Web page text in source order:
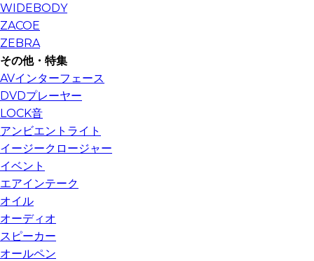
WIDEBODY
ZACOE
ZEBRA
その他・特集
AVインターフェース
DVDプレーヤー
LOCK音
アンビエントライト
イージークロージャー
イベント
エアインテーク
オイル
オーディオ
スピーカー
オールペン